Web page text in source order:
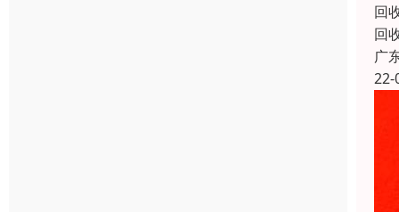
回
回
广
22-